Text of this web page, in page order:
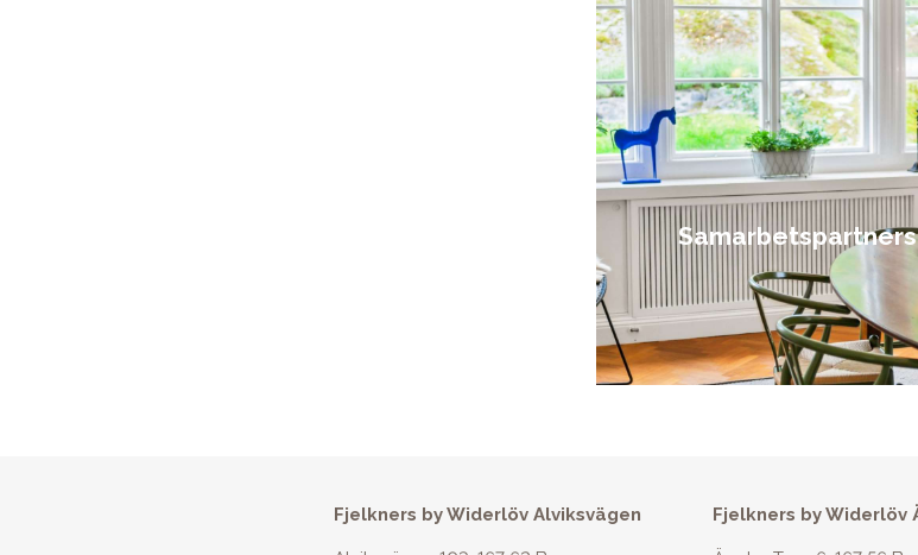
Samarbetspartners
Fjelkners by Widerlöv Alviksvägen Fjelkners by Widerlöv